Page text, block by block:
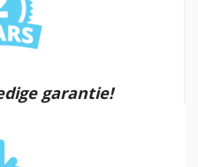
garantie!